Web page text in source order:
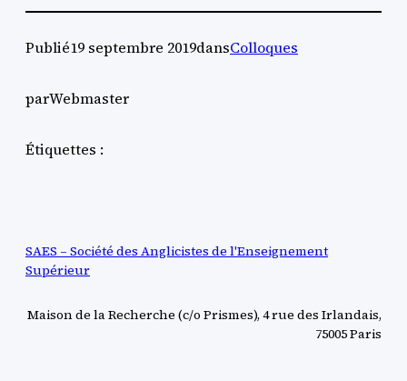
Publié19 septembre 2019dansColloques
parWebmaster
Étiquettes :
SAES – Société des Anglicistes de l'Enseignement
Supérieur
Maison de la Recherche (c/o Prismes), 4 rue des Irlandais,
75005 Paris